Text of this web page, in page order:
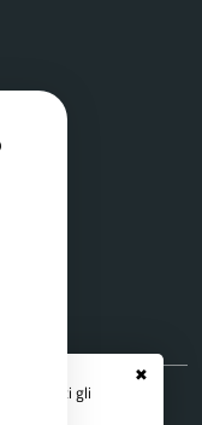
✖
e ricevi tutti gli